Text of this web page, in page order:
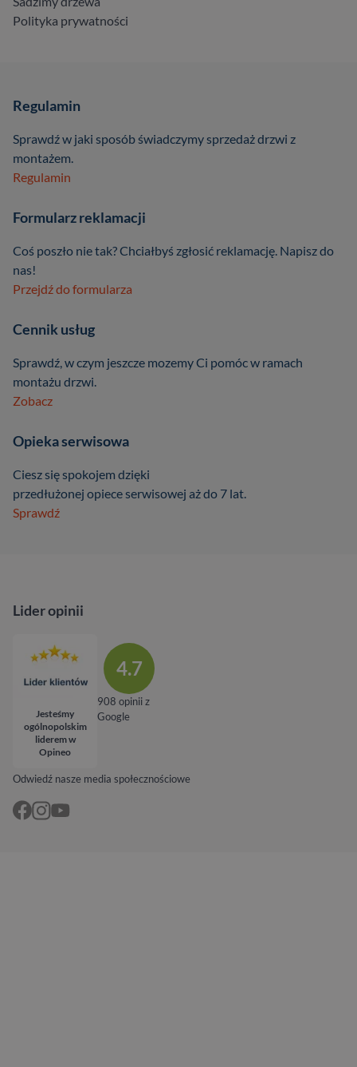
Polityka prywatności
Regulamin
Sprawdź w jaki sposób świadczymy sprzedaż drzwi z
montażem.
Regulamin
Formularz reklamacji
Coś poszło nie tak? Chciałbyś zgłosić reklamację. Napisz do
nas!
Przejdź do formularza
Cennik usług
Sprawdź, w czym jeszcze mozemy Ci pomóc w ramach
montażu drzwi.
Zobacz
Opieka serwisowa
Ciesz się spokojem dzięki
przedłużonej opiece serwisowej aż do 7 lat.
Sprawdź
Odwiedź nasze media społecznościowe
Lider opinii
Jesteśmy
ogólnopolskim
liderem w
Opineo
4.7
908 opinii z
Google